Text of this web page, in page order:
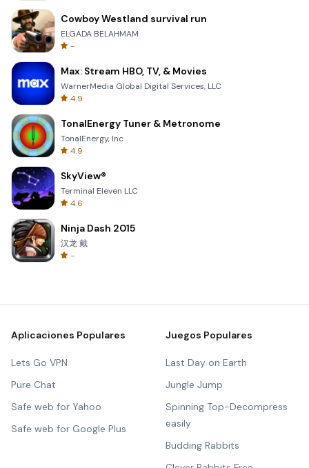
Cowboy Westland survival run
ELGADA BELAHMAM
-
Max: Stream HBO, TV, & Movies
WarnerMedia Global Digital Services, LLC
4.9
TonalEnergy Tuner & Metronome
TonalEnergy, Inc
4.9
SkyView®
Terminal Eleven LLC
4.6
Ninja Dash 2015
汉龙 戴
-
Aplicaciones Populares
Lets Go VPN
Pure Chat
Safe web for Yahoo
Safe web for Google Plus
Juegos Populares
Last Day on Earth
Jungle Jump
Spinning Top-Decompress
easily
Budding Rabbits